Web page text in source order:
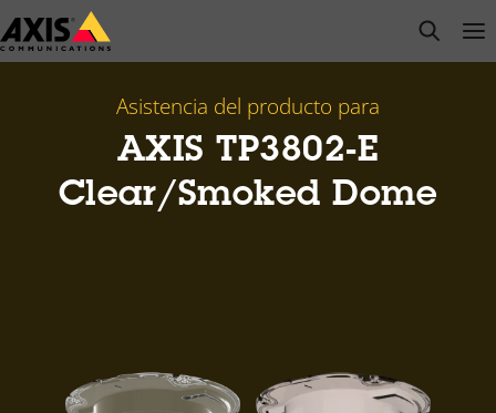
Saltar
al
open
Asistencia del producto para
AXIS TP3802-E
Clear/Smoked Dome